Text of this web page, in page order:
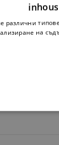
различни
на